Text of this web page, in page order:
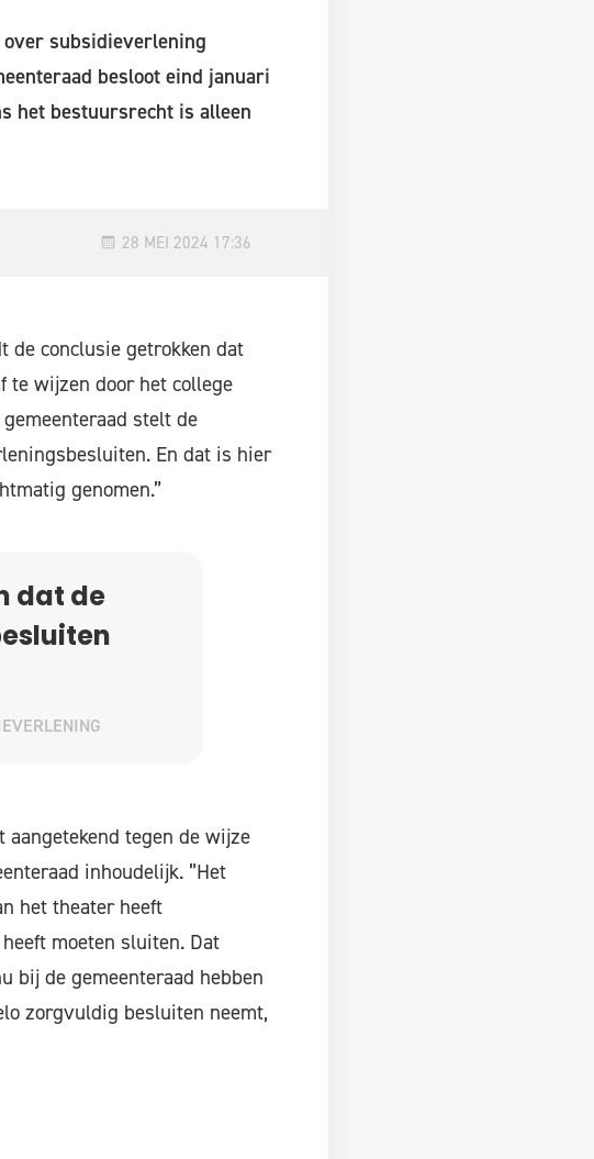
subsidieverlening
besloot eind januari
het bestuursrecht is alleen
28 MEI 2024 17:36
de conclusie getrokken dat
te wijzen door het college
stelt de
En dat is hier
genomen.”
dat de
tegen de wijze
inhoudelijk. ”Het
het theater heeft
moeten sluiten. Dat
bij de gemeenteraad hebben
zorgvuldig besluiten neemt,